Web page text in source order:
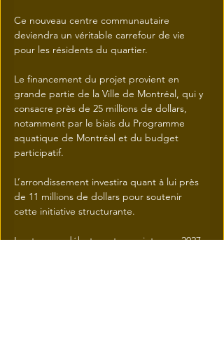
Ce nouveau centre communautaire
deviendra un véritable carrefour de vie
pour les résidents du quartier.
Le financement du projet provient en
grande partie de la Ville de Montréal, qui y
consacre près de 25 millions de dollars,
notamment par le biais du Programme
aquatique de Montréal et du budget
participatif.
L’arrondissement investira quant à lui près
de 11 millions de dollars pour soutenir
cette initiative structurante.
Les travaux débuteront au printemps 2027,